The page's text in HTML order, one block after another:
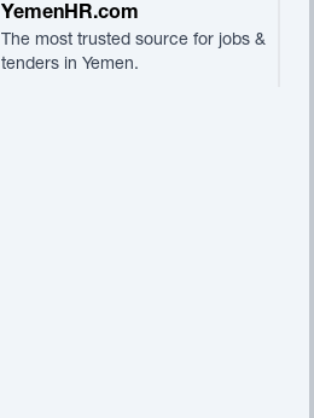
YemenHR.com
The most trusted source for jobs &
tenders in Yemen.